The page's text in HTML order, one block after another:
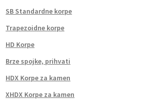
SB Standardne korpe
Trapezoidne korpe
HD Korpe
Brze spojke, prihvati
HDX Korpe za kamen
XHDX Korpe za kamen